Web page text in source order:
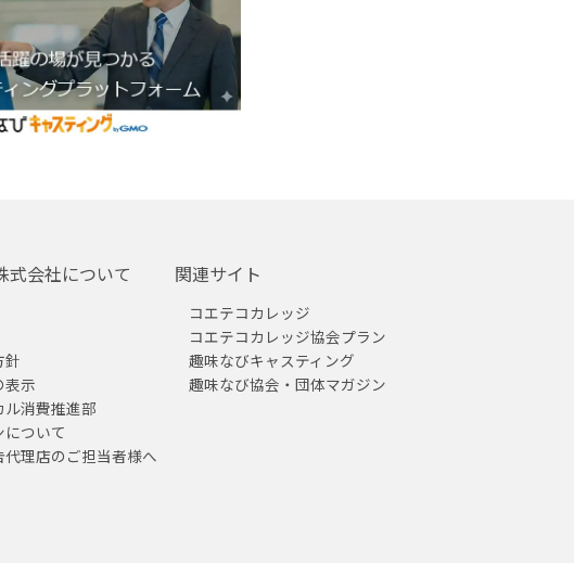
式会社について
針
表示
消費推進部
について
理店のご担当者様へ
関連サイト
コエテコカレッジ
コエテコカレッジ協会プラン
趣味なびキャスティング
趣味なび協会・団体マガジン